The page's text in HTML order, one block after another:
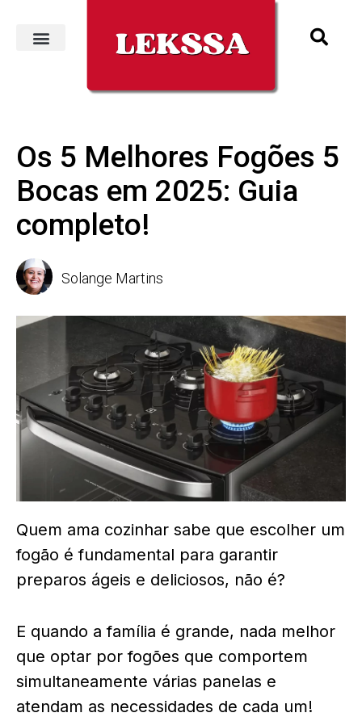
Os 5 Melhores Fogões 5
Bocas em 2025: Guia
completo!
Solange Martins
Quem ama cozinhar sabe que escolher um
fogão é fundamental para garantir
preparos ágeis e deliciosos, não é?
E quando a família é grande, nada melhor
que optar por fogões que comportem
simultaneamente várias panelas e
atendam as necessidades de cada um!